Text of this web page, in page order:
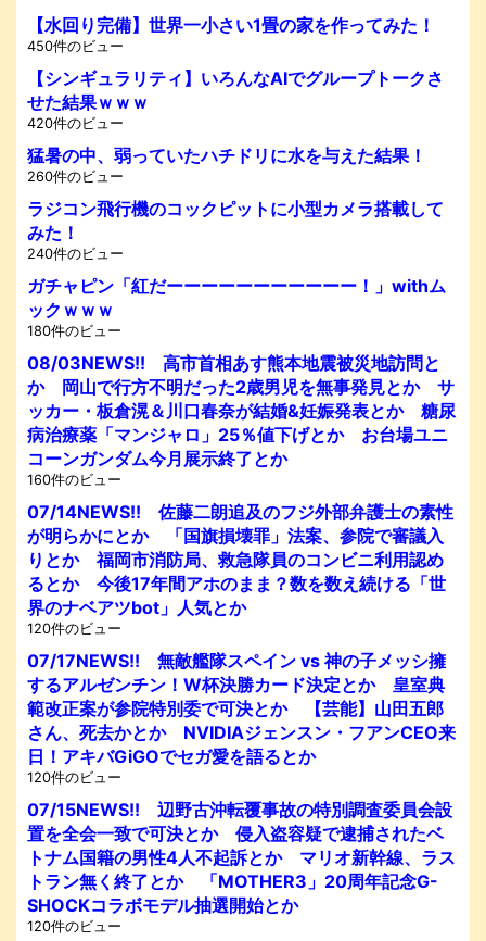
【水回り完備】世界一小さい1畳の家を作ってみた！
450件のビュー
【シンギュラリティ】いろんなAIでグループトークさ
せた結果ｗｗｗ
420件のビュー
猛暑の中、弱っていたハチドリに水を与えた結果！
260件のビュー
ラジコン飛行機のコックピットに小型カメラ搭載して
みた！
240件のビュー
ガチャピン「紅だーーーーーーーーーーー！」withム
ックｗｗｗ
180件のビュー
08/03NEWS!! 高市首相あす熊本地震被災地訪問と
か 岡山で行方不明だった2歳男児を無事発見とか サ
ッカー・板倉滉＆川口春奈が結婚&妊娠発表とか 糖尿
病治療薬「マンジャロ」25％値下げとか お台場ユニ
コーンガンダム今月展示終了とか
160件のビュー
07/14NEWS!! 佐藤二朗追及のフジ外部弁護士の素性
が明らかにとか 「国旗損壊罪」法案、参院で審議入
りとか 福岡市消防局、救急隊員のコンビニ利用認め
るとか 今後17年間アホのまま？数を数え続ける「世
界のナベアツbot」人気とか
120件のビュー
07/17NEWS!! 無敵艦隊スペイン vs 神の子メッシ擁
するアルゼンチン！W杯決勝カード決定とか 皇室典
範改正案が参院特別委で可決とか 【芸能】山田五郎
さん、死去かとか NVIDIAジェンスン・フアンCEO来
日！アキバGiGOでセガ愛を語るとか
120件のビュー
07/15NEWS!! 辺野古沖転覆事故の特別調査委員会設
置を全会一致で可決とか 侵入盗容疑で逮捕されたベ
トナム国籍の男性4人不起訴とか マリオ新幹線、ラス
トラン無く終了とか 「MOTHER3」20周年記念G-
SHOCKコラボモデル抽選開始とか
120件のビュー